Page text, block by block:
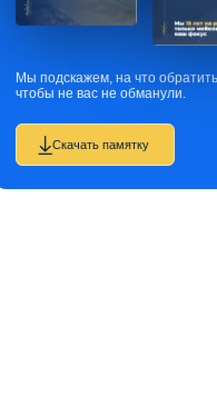
Мы подскажем, на что
чтобы не вас не обманули.
Скачать памятку